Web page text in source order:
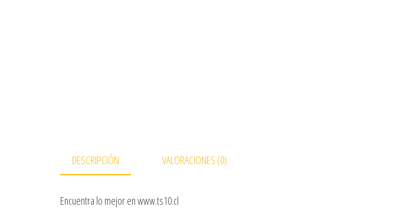
DESCRIPCIÓN VALORACIONES (0)
Encuentra lo mejor en www.ts10.cl